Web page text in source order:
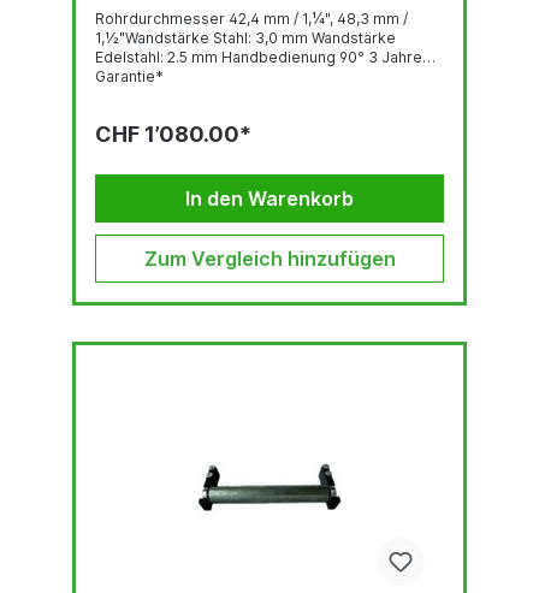
Rohrdurchmesser 42,4 mm / 1,¼", 48,3 mm /
1,½"Wandstärke Stahl: 3,0 mm Wandstärke
Edelstahl: 2.5 mm Handbedienung 90° 3 Jahre
Garantie*
CHF 1’080.00*
In den Warenkorb
Zum Vergleich hinzufügen